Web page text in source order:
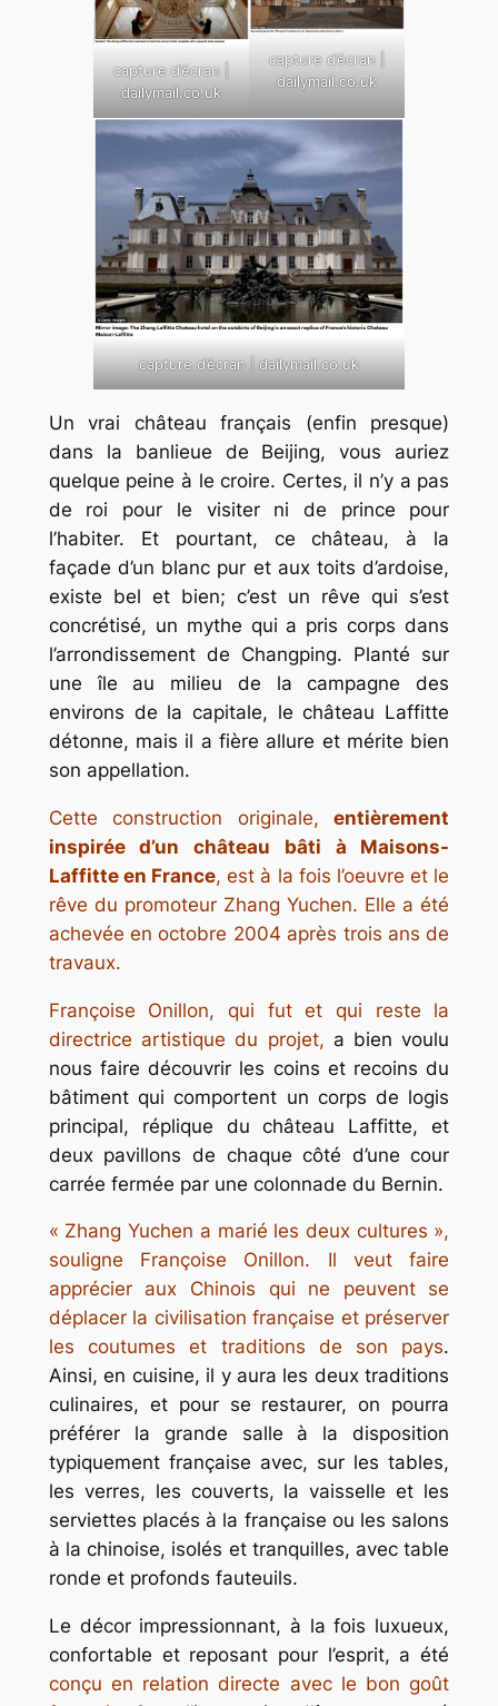
capture d’écran |
dailymail.co.uk
capture d’écran |
dailymail.co.uk
capture d’écran | dailymail.co.uk
Un vrai château français (enfin presque)
dans la banlieue de Beijing, vous auriez
quelque peine à le croire. Certes, il n’y a pas
de roi pour le visiter ni de prince pour
l’habiter. Et pourtant, ce château, à la
façade d’un blanc pur et aux toits d’ardoise,
existe bel et bien; c’est un rêve qui s’est
concrétisé, un mythe qui a pris corps dans
l’arrondissement de Changping. Planté sur
une île au milieu de la campagne des
environs de la capitale, le château Laffitte
détonne, mais il a fière allure et mérite bien
son appellation.
Cette construction originale,entièrement
inspirée d’un château bâti à Maisons-
Laffitte en France, est à la fois l’oeuvre et le
rêve du promoteur Zhang Yuchen. Elle a été
achevée en octobre 2004 après trois ans de
travaux.
Françoise Onillon, qui fut et qui reste la
directrice artistique du projet, a bien voulu
nous faire découvrir les coins et recoins du
bâtiment qui comportent un corps de logis
principal, réplique du château Laffitte, et
deux pavillons de chaque côté d’une cour
carrée fermée par une colonnade du Bernin.
« Zhang Yuchen a marié les deux cultures »,
souligne Françoise Onillon. Il veut faire
apprécier aux Chinois qui ne peuvent se
déplacer la civilisation française et préserver
les coutumes et traditions de son pays.
Ainsi, en cuisine, il y aura les deux traditions
culinaires, et pour se restaurer, on pourra
préférer la grande salle à la disposition
typiquement française avec, sur les tables,
les verres, les couverts, la vaisselle et les
serviettes placés à la française ou les salons
à la chinoise, isolés et tranquilles, avec table
ronde et profonds fauteuils.
Le décor impressionnant, à la fois luxueux,
confortable et reposant pour l’esprit, a été
conçu en relation directe avec le bon goût